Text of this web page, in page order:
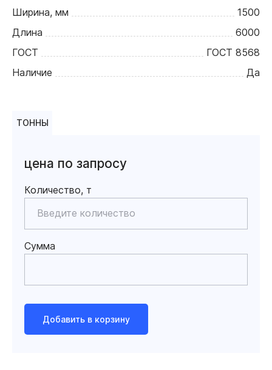
Ширина, мм
1500
Длина
6000
ГОСТ
ГОСТ 8568
Наличие
Да
ТОННЫ
цена по запросу
Количество, т
Сумма
Добавить в корзину